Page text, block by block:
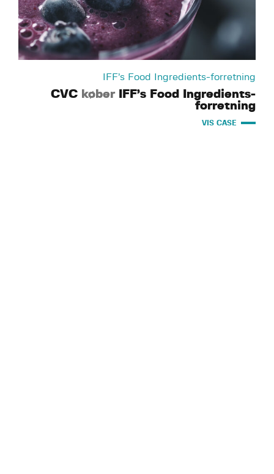
IFF’s Food Ingredients-forretning
CVC køberIFF’s Food Ingredients-
forretning
VIS CASE